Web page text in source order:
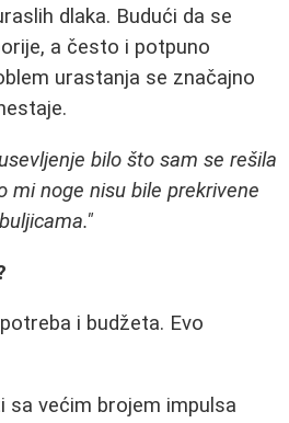
dlaka. Budući da se
a često i potpuno
urastanja se značajno
bilo što sam se rešila
mi noge nisu bile prekrivene
i budžeta. Evo
sa većim brojem impulsa